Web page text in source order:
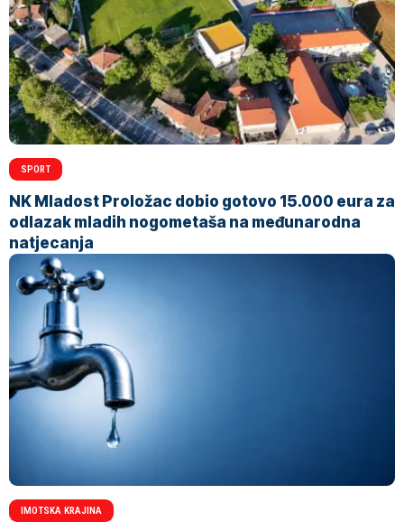
SPORT
NK Mladost Proložac dobio gotovo 15.000 eura za
odlazak mladih nogometaša na međunarodna
natjecanja
IMOTSKA KRAJINA